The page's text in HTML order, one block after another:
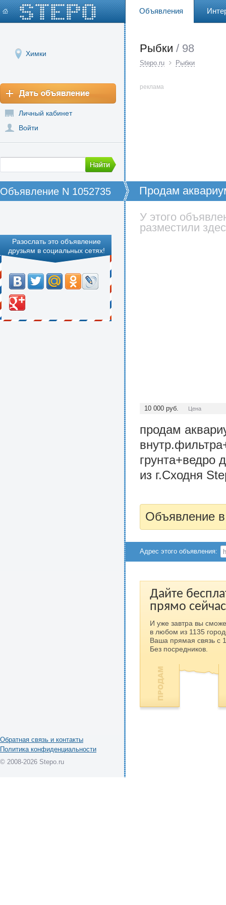
Объявления
Химки
Личный кабинет
Войти
Рыбки / 98
Stepo.ru Рыбки
реклама
Объявление N 1052735 Продам
Разослать это объявление
друзьям в социальных сетях!
У этого
разместили
10 000 руб. Цена
продам
грунта+ведро
из г.Сходня
Объявление
Адрес этого объявления:
Дайте
прямо
И уже завтра вы
в любом из 1135
Ваша прямая связь с
Без посредников.
Обратная связь и контакты
Политика конфиденциальности
© 2008-2026 Stepo.ru